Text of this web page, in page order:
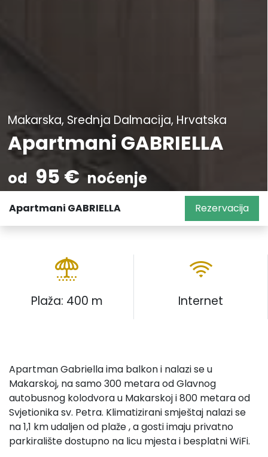
Makarska, Srednja Dalmacija, Hrvatska
Apartmani GABRIELLA
od 95 € noćenje
Apartmani GABRIELLA Rezervacija
Plaža: 400 m Internet
Apartman Gabriella ima balkon i nalazi se u
Makarskoj, na samo 300 metara od Glavnog
autobusnog kolodvora u Makarskoj i 800 metara od
Svjetionika sv. Petra. Klimatizirani smještaj nalazi se
na 1,1 km udaljen od plaže , a gosti imaju privatno
parkiralište dostupno na licu mjesta i besplatni WiFi.